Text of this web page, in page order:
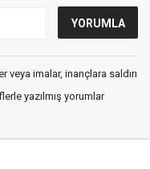
imalar, inançlara saldırı
yazılmış yorumlar